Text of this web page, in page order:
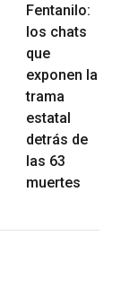
Fentanilo:
los chats
que
exponen la
trama
estatal
detrás de
las 63
muertes